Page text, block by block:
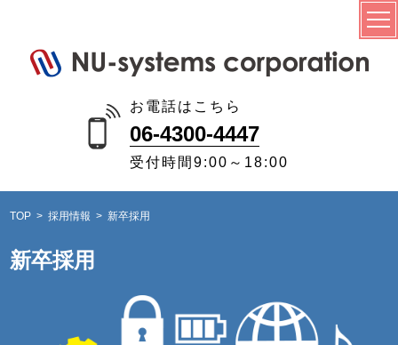
お電話はこちら
06-4300-4447
受付時間 9:00～18:00
TOP 採用情報 新卒採用
新卒採用